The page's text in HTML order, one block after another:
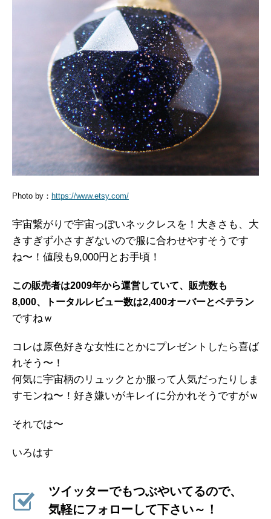
Photo by： https://www.etsy.com/
宇宙繋がりで宇宙っぽいネックレスを！大きさも、大
きすぎず小さすぎないので服に合わせやすそうです
ね〜！値段も9,000円とお手頃！
この販売者は2009年から運営していて、販売数も
8,000、トータルレビュー数は2,400オーバーとベテラン
ですねｗ
コレは原色好きな女性にとかにプレゼントしたら喜ば
れそう〜！
何気に宇宙柄のリュックとか服って人気だったりしま
すモンね〜！好き嫌いがキレイに分かれそうですがｗ
それでは〜
いろはす
ツイッターでもつぶやいてるので、
気軽にフォローして下さい～！